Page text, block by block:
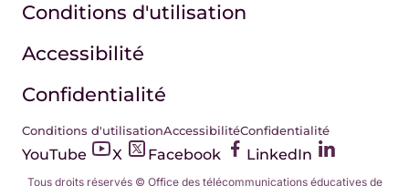
Conditions d'utilisation
Accessibilité
Confidentialité
Conditions d'utilisationAccessibilitéConfidentialité
YouTube X Facebook LinkedIn
Tous droits réservés © Office des télécommunications éducatives de